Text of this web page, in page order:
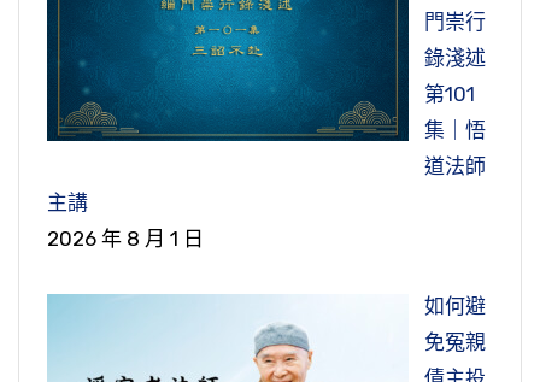
門崇行
錄淺述
第101
集｜悟
道法師
主講
2026 年 8 月 1 日
如何避
免冤親